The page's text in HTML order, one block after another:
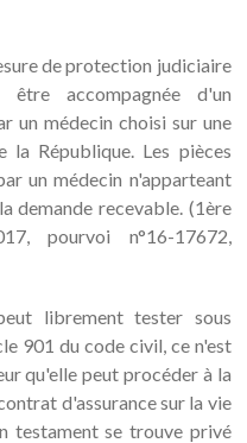
de protection judiciaire
accompagnée d'un
un médecin choisi sur une
République. Les pièces
un médecin n'apparteant
demande recevable. (1ère
pourvoi n°16-17672,
librement tester sous
901 du code civil, ce n'est
qu'elle peut procéder à la
d'assurance sur la vie
testament se trouve privé